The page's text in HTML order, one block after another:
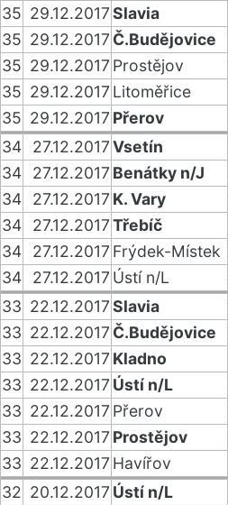
35 29.12.2017Slavia
35 29.12.2017 Č.Budějovice
35 29.12.2017 Prostějov
35 29.12.2017 Litoměřice
35 29.12.2017 Přerov
34
27.12.2017Vsetín
34
27.12.2017 Benátky n/J
34
27.12.2017 K. Vary
34
27.12.2017Třebíč
34
27.12.2017 Frýdek-Místek
34
27.12.2017 Ústí n/L
33 22.12.2017Slavia
33 22.12.2017 Č.Budějovice
33 22.12.2017 Kladno
33 22.12.2017 Ústí n/L
33 22.12.2017 Přerov
33 22.12.2017 Prostějov
33 22.12.2017 Havířov
32 20.12.2017 Ústí n/L